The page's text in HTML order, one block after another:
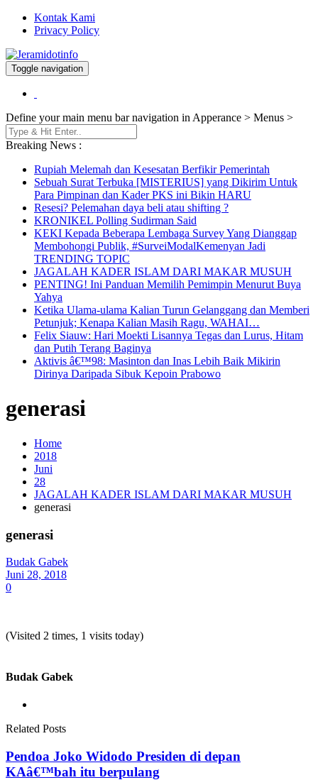
Kontak Kami
Privacy Policy
Jeramidotinfo
Berita dan Informasi Terkini
Toggle navigation
Define your main menu bar navigation in Apperance > Menus >
Breaking News :
Rupiah Melemah dan Kesesatan Berfikir Pemerintah
Sebuah Surat Terbuka [MISTERIUS] yang Dikirim Untuk
Para Pimpinan dan Kader PKS ini Bikin HARU
Resesi? Pelemahan daya beli atau shifting ?
KRONIKEL Polling Sudirman Said
KEKI Kepada Beberapa Lembaga Survey Yang Dianggap
Membohongi Publik, #SurveiModalKemenyan Jadi
TRENDING TOPIC
JAGALAH KADER ISLAM DARI MAKAR MUSUH
PENTING! Ini Panduan Memilih Pemimpin Menurut Buya
Yahya
Ketika Ulama-ulama Kalian Turun Gelanggang dan Memberi
Petunjuk; Kenapa Kalian Masih Ragu, WAHAI…
Felix Siauw: Hari Moekti Lisannya Tegas dan Lurus, Hitam
dan Putih Terang Baginya
Aktivis â€™98: Masinton dan Inas Lebih Baik Mikirin
Dirinya Daripada Sibuk Kepoin Prabowo
generasi
Home
2018
Juni
28
JAGALAH KADER ISLAM DARI MAKAR MUSUH
generasi
generasi
Budak Gabek
Juni 28, 2018
0
(Visited 2 times, 1 visits today)
Budak Gabek
Related Posts
Pendoa Joko Widodo Presiden di depan
KAâ€™bah itu berpulang